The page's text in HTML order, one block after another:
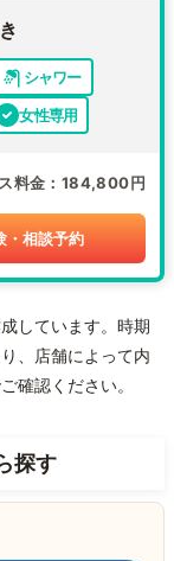
シャワー
女性専用
料金 184,800円
・相談予約
しています。時期
、店舗によって内
確認ください。
探す